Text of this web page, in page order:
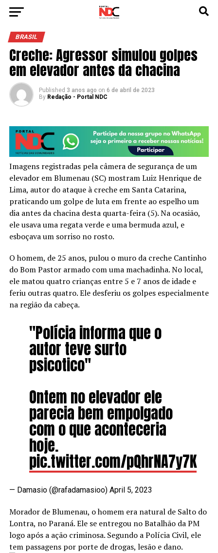
BRASIL
Creche: Agressor simulou golpes
em elevador antes da chacina
Published 3 anos ago on 6 de abril de 2023
By Redação - Portal NDC
Imagens registradas pela câmera de segurança de um
elevador em Blumenau (SC) mostram Luiz Henrique de
Lima, autor do ataque à creche em Santa Catarina,
praticando um golpe de luta em frente ao espelho um
dia antes da chacina desta quarta-feira (5). Na ocasião,
ele usava uma regata verde e uma bermuda azul, e
esboçava um sorriso no rosto.
O homem, de 25 anos, pulou o muro da creche Cantinho
do Bom Pastor armado com uma machadinha. No local,
ele matou quatro crianças entre 5 e 7 anos de idade e
feriu outras quatro. Ele desferiu os golpes especialmente
na região da cabeça.
"Polícia informa que o
autor teve surto
psicotico"
Ontem no elevador ele
parecia bem empolgado
com o que aconteceria
hoje.
pic.twitter.com/pQhrNA7y7K
— Damasio (@rafadamasioo) April 5, 2023
Morador de Blumenau, o homem era natural de Salto do
Lontra, no Paraná. Ele se entregou no Batalhão da PM
logo após a ação criminosa. Segundo a Polícia Civil, ele
tem passagens por porte de drogas, lesão e dano.